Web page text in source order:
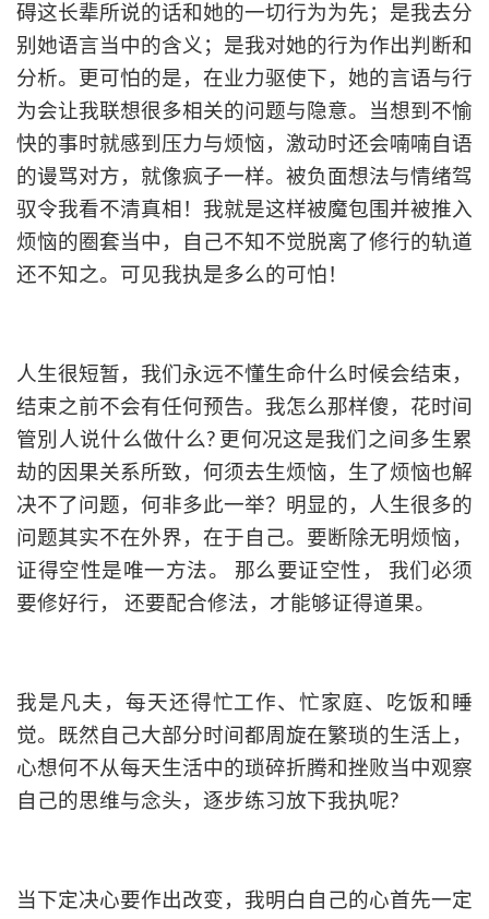
碍这长辈所说的话和她的一切行为为先；是我去分
别她语言当中的含义；是我对她的行为作出判断和
分析。更可怕的是，在业力驱使下，她的言语与行
为会让我联想很多相关的问题与隐意。当想到不愉
快的事时就感到压力与烦恼，激动时还会喃喃自语
的谩骂对方，就像疯子一样。被负面想法与情绪驾
驭令我看不清真相！我就是这样被魔包围并被推入
烦恼的圈套当中，自己不知不觉脱离了修行的轨道
还不知之。可见我执是多么的可怕！
人生很短暂，我们永远不懂生命什么时候会结束，
结束之前不会有任何预告。我怎么那样傻，花时间
管別人说什么做什么? 更何况这是我们之间多生累
劫的因果关系所致，何须去生烦恼，生了烦恼也解
决不了问题，何非多此一举？明显的，人生很多的
问题其实不在外界，在于自己。要断除无明烦恼，
证得空性是唯一方法。 那么要证空性， 我们必须
要修好行， 还要配合修法，才能够证得道果。
我是凡夫，每天还得忙工作、忙家庭、吃饭和睡
觉。既然自己大部分时间都周旋在繁琐的生活上，
心想何不从每天生活中的琐碎折腾和挫败当中观察
自己的思维与念头，逐步练习放下我执呢?
当下定决心要作出改变，我明白自己的心首先一定